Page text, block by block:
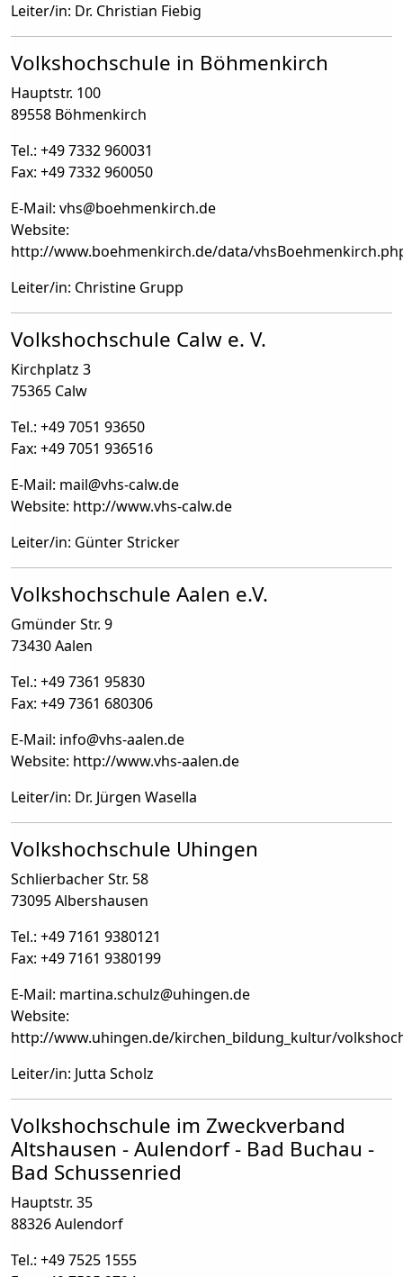
Leiter/in: Dr. Christian Fiebig
Volkshochschule in Böhmenkirch
Hauptstr. 100
89558 Böhmenkirch
Tel.: +49 7332 960031
Fax: +49 7332 960050
E-Mail: vhs@boehmenkirch.de
Website:
http://www.boehmenkirch.de/data/
Leiter/in: Christine Grupp
Volkshochschule Calw e. V.
Kirchplatz 3
75365 Calw
Tel.: +49 7051 93650
Fax: +49 7051 936516
E-Mail: mail@vhs-calw.de
Website: http://www.vhs-calw.de
Leiter/in: Günter Stricker
Volkshochschule Aalen e.V.
Gmünder Str. 9
73430 Aalen
Tel.: +49 7361 95830
Fax: +49 7361 680306
E-Mail: info@vhs-aalen.de
Website: http://www.vhs-aalen.de
Leiter/in: Dr. Jürgen Wasella
Volkshochschule Uhingen
Schlierbacher Str. 58
73095 Albershausen
Tel.: +49 7161 9380121
Fax: +49 7161 9380199
E-Mail: martina.schulz@uhingen.de
Website:
http://www.uhingen.de/kirchen_bildung_kultur/
Leiter/in: Jutta Scholz
Volkshochschule im Zweckverband
Altshausen - Aulendorf - Bad Buchau -
Bad Schussenried
Hauptstr. 35
88326 Aulendorf
Tel.: +49 7525 1555